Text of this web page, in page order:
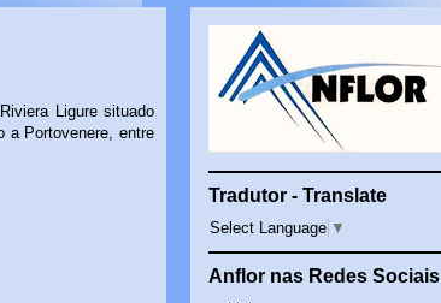
Ligure situado
a Portovenere, entre
Tradutor - Translate
Select Language ▼
Anflor nas Redes Sociais